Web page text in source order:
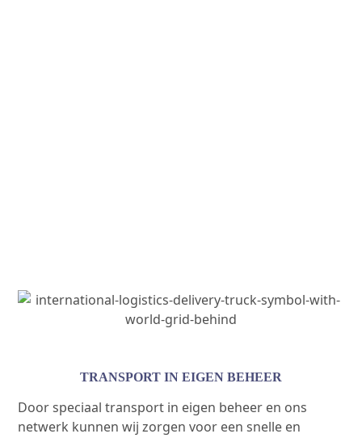
TRANSPORT IN EIGEN BEHEER
Door speciaal transport in eigen beheer en ons
netwerk kunnen wij zorgen voor een snelle en